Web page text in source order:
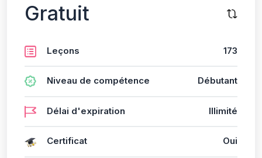
Gratuit
Leçons 173
Niveau de compétence Débutant
Délai d'expiration Illimité
Certificat Oui